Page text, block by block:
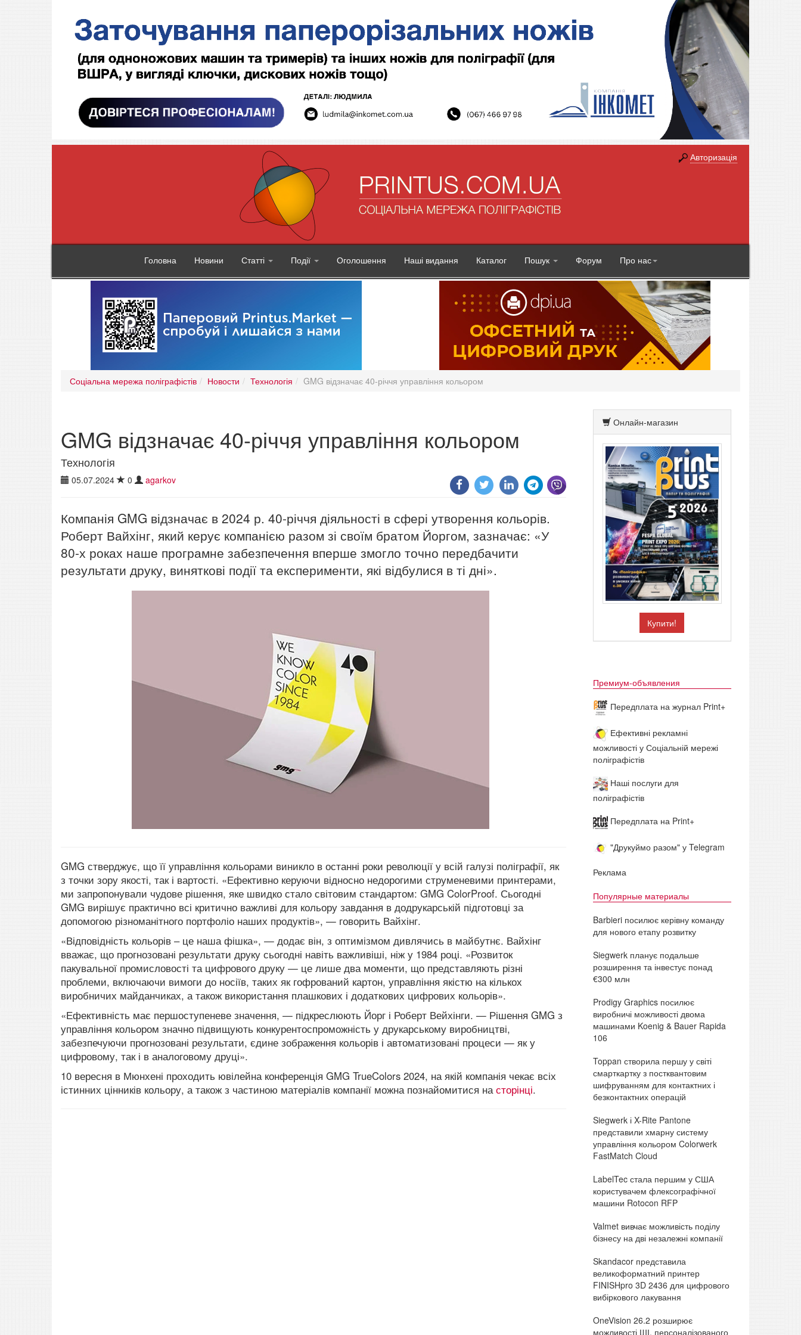
Авторизація
Головна Новини Статті Події Оголошення Наші видання Каталог Пошук Форум Про нас
Соціальна мережа поліграфістів Новости Технологія GMG відзначає 40-річчя управління кольором
GMG відзначає 40-річчя управління кольором
Технологія
05.07.2024 0 agarkov
Компанія GMG відзначає в 2024 р. 40-річчя діяльності в сфері утворення кольорів.
Роберт Вайхінг, який керує компанією разом зі своїм братом Йоргом, зазначає: «У
80-х роках наше програмне забезпечення вперше змогло точно передбачити
результати друку, виняткові події та експерименти, які відбулися в ті дні».
GMG стверджує, що її управління кольорами виникло в останні роки революції у всій галузі поліграфії, як
з точки зору якості, так і вартості. «Ефективно керуючи відносно недорогими струменевими принтерами,
ми запропонували чудове рішення, яке швидко стало світовим стандартом: GMG ColorProof. Сьогодні
GMG вирішує практично всі критично важливі для кольору завдання в додрукарській підготовці за
допомогою різноманітного портфоліо наших продуктів», — говорить Вайхінг.
«Відповідність кольорів – це наша фішка», — додає він, з оптимізмом дивлячись в майбутнє. Вайхінг
вважає, що прогнозовані результати друку сьогодні навіть важливіші, ніж у 1984 році. «Розвиток
пакувальної промисловості та цифрового друку — це лише два моменти, що представляють різні
проблеми, включаючи вимоги до носіїв, таких як гофрований картон, управління якістю на кількох
виробничих майданчиках, а також використання плашкових і додаткових цифрових кольорів».
«Ефективність має першоступеневе значення, — підкреслюють Йорг і Роберт Вейхінги. — Рішення GMG з
управління кольором значно підвищують конкурентоспроможність у друкарському виробництві,
забезпечуючи прогнозовані результати, єдине зображення кольорів і автоматизовані процеси — як у
цифровому, так і в аналоговому друці».
10 вересня в Мюнхені проходить ювілейна конференція GMG TrueColors 2024, на якій компанія чекає всіх
істинних цінників кольору, а також з частиною матеріалів компанії можна познайомитися насторінці.
Онлайн-магазин
Купити!
Премиум-объявления
Передплата на журнал Print+
Ефективні рекламні
можливості у Соціальній мережі
поліграфістів
Наші послуги для
поліграфістів
Передплата на Print+
"Друкуймо разом" у Telegram
Реклама
Популярные материалы
Barbieri посилює керівну команду
для нового етапу розвитку
Siegwerk планує подальше
розширення та інвестує понад
€300 млн
Prodigy Graphics посилює
виробничі можливості двома
машинами Koenig & Bauer Rapida
106
Toppan створила першу у світі
смарткартку з постквантовим
шифруванням для контактних і
безконтактних операцій
Siegwerk і X-Rite Pantone
представили хмарну систему
управління кольором Colorwerk
FastMatch Cloud
LabelTec стала першим у США
користувачем флексографічної
машини Rotocon RFP
Valmet вивчає можливість поділу
бізнесу на дві незалежні компанії
Skandacor представила
великоформатний принтер
FINISHpro 3D 2436 для цифрового
вибіркового лакування
OneVision 26.2 розширює
можливості ШІ, персоналізованого